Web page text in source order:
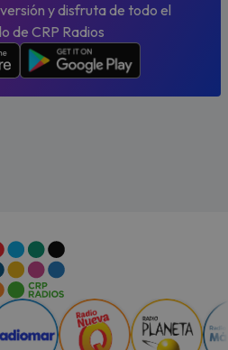
y disfruta de todo el
de CRP Radios